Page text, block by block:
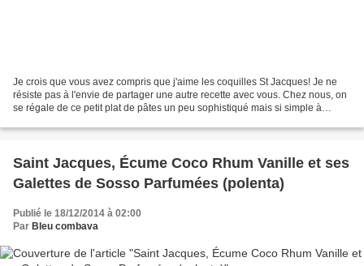
Je crois que vous avez compris que j'aime les coquilles St Jacques! Je ne
résiste pas à l'envie de partager une autre recette avec vous. Chez nous, on
se régale de ce petit plat de pâtes un peu sophistiqué mais si simple à
Saint Jacques, Écume Coco Rhum Vanille et ses
Galettes de Sosso Parfumées (polenta)
Publié le 18/12/2014 à 02:00
Par Bleu combava